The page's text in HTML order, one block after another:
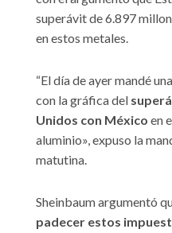
superávit de 6.897
en estos metales.
“El día de ayer mandé
con la gráfica del
Unidos con México en
aluminio», expuso la
matutina.
Sheinbaum argumentó
padecer estos